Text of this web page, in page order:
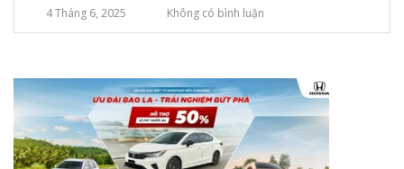
4 Tháng 6, 2025 Không có bình luận